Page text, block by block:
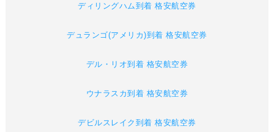
ディリングハム到着 格安航空券
デュランゴ(アメリカ)到着 格安航空券
デル・リオ到着 格安航空券
ウナラスカ到着 格安航空券
デビルスレイク到着 格安航空券